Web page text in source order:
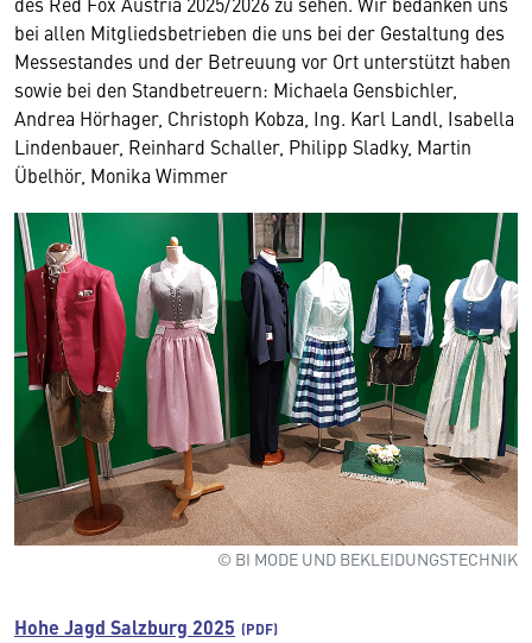
bei allen Mitgliedsbetrieben die uns bei der Gestaltung des
Messestandes und der Betreuung vor Ort unterstützt haben
sowie bei den Standbetreuern: Michaela Gensbichler,
Andrea Hörhager, Christoph Kobza, Ing. Karl Landl, Isabella
Lindenbauer, Reinhard Schaller, Philipp Sladky, Martin
Übelhör, Monika Wimmer
© BI MODE UND BEKLEIDUNGSTECHNIK
Hohe Jagd Salzburg 2025